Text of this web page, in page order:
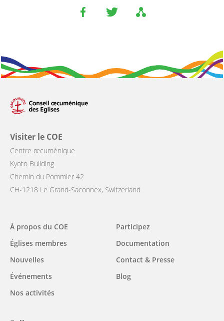
Visiter le COE
Centre œcuménique
Kyoto Building
Chemin du Pommier 42
CH-1218 Le Grand-Saconnex, Switzerland
Main
navigation
À propos du COE
Églises membres
Nouvelles
Événements
Nos activités
Participez
Documentation
Contact & Presse
Blog